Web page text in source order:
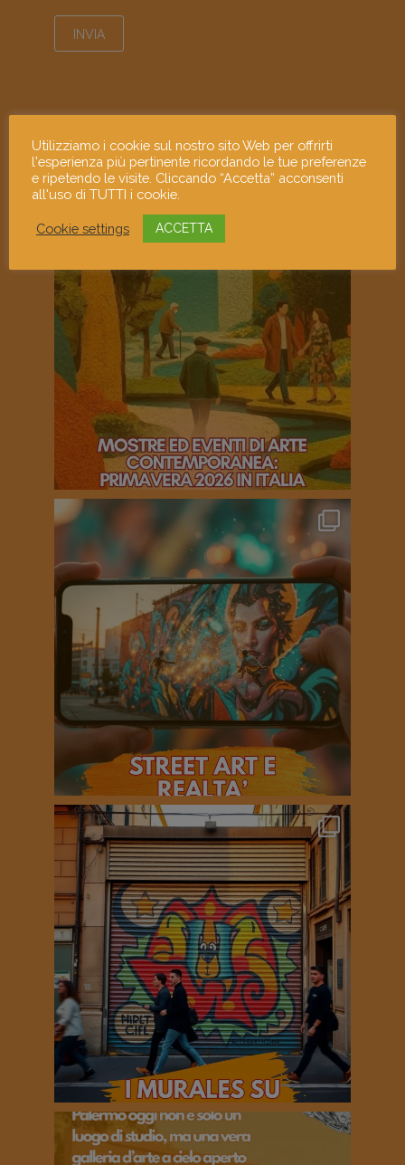
mostramiart
Utilizziamo i cookie sul nostro sito Web per offrirti
l'esperienza più pertinente ricordando le tue preferenze
e ripetendo le visite. Cliccando “Accetta” acconsenti
all'uso di TUTTI i cookie.
Cookie settings ACCETTA